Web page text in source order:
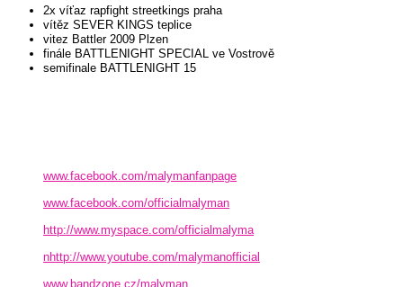
2x víťaz rapfight streetkings praha
vítěz SEVER KINGS teplice
vitez Battler 2009 Plzen
finále BATTLENIGHT SPECIAL ve Vostrově
semifinale BATTLENIGHT 15
www.facebook.com/malymanfanpage
www.facebook.com/officialmalyman
http://www.myspace.com/officialmalyma
nhttp://www.youtube.com/malymanofficial
www.bandzone.cz/malyman